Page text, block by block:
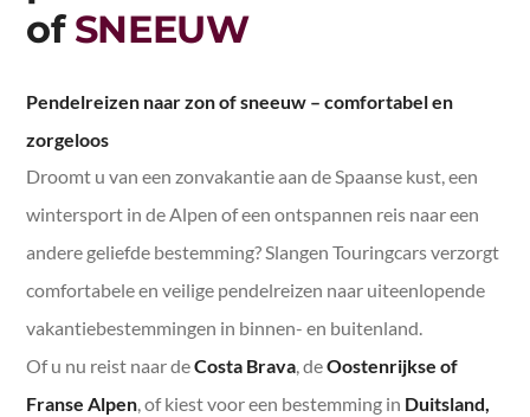
Dagje uit met een bus
Festivalvervoer
Bedrijfsuitje
ofSNEEUW
Pendelreizen naar zon of sneeuw – comfortabel en
zorgeloos
Droomt u van een zonvakantie aan de Spaanse kust, een
wintersport in de Alpen of een ontspannen reis naar een
andere geliefde bestemming? Slangen Touringcars verzorgt
comfortabele en veilige pendelreizen naar uiteenlopende
vakantiebestemmingen in binnen- en buitenland.
Of u nu reist naar deCosta Brava, deOostenrijkse of
Franse Alpen, of kiest voor een bestemming in Duitsland,